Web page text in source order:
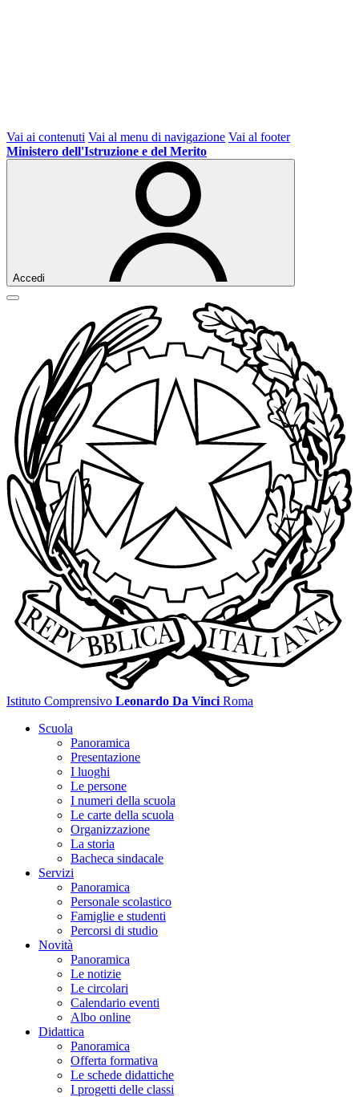
Vai ai contenuti Vai al menu di navigazione Vai al footer
Ministero dell'Istruzione e del Merito
Accedi
Istituto Comprensivo Leonardo Da Vinci Roma
Scuola
Panoramica
Presentazione
I luoghi
Le persone
I numeri della scuola
Le carte della scuola
Organizzazione
La storia
Bacheca sindacale
Servizi
Panoramica
Personale scolastico
Famiglie e studenti
Percorsi di studio
Novità
Panoramica
Le notizie
Le circolari
Calendario eventi
Albo online
Didattica
Panoramica
Offerta formativa
Le schede didattiche
I progetti delle classi